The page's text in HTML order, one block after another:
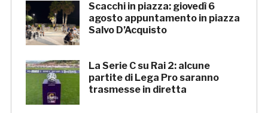
Scacchi in piazza: giovedì 6
agosto appuntamento in piazza
Salvo D’Acquisto
La Serie C su Rai 2: alcune
partite di Lega Pro saranno
trasmesse in diretta